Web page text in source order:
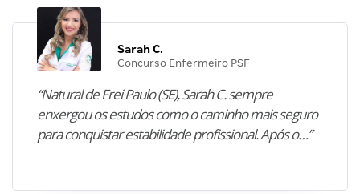
Sarah C.
Concurso Enfermeiro PSF
“Natural de Frei Paulo (SE), Sarah C. sempre
enxergou os estudos como o caminho mais seguro
para conquistar estabilidade profissional. Após o…”